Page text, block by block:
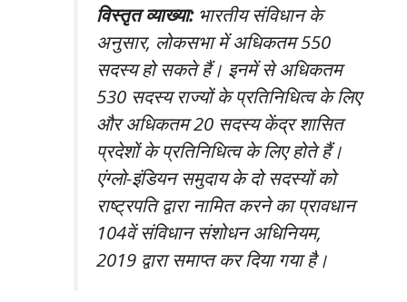
विस्तृत व्याख्या:भारतीय संविधान के
अनुसार, लोकसभा में अधिकतम 550
सदस्य हो सकते हैं। इनमें से अधिकतम
530 सदस्य राज्यों के प्रतिनिधित्व के लिए
और अधिकतम 20 सदस्य केंद्र शासित
प्रदेशों के प्रतिनिधित्व के लिए होते हैं।
एंग्लो-इंडियन समुदाय के दो सदस्यों को
राष्ट्रपति द्वारा नामित करने का प्रावधान
104वें संविधान संशोधन अधिनियम,
2019 द्वारा समाप्त कर दिया गया है।